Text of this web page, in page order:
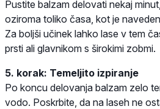
Pustite balzam delovati nekaj
oziroma toliko časa, kot je
Za boljši učinek lahko lase v tem
prsti ali glavnikom s širokimi zobmi.
5. korak: Temeljito izpiranje
Po koncu delovanja balzam zelo
vodo. Poskrbite, da na laseh ne